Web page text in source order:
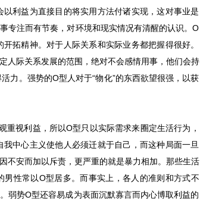
利益为直接目的将实用方法付诸实现，这对事业是
专注而有节奏，对环境和现实情况有清醒的认识。O
拓精神。对于人际关系和实际业务都把握得很好。
人际关系发展的范围，绝对不会感情用事，他们会持
力。强势的O型人对于“物化”的东西欲望很强，以获
重视利益，所以O型只以实际需求来圈定生活行为，
中心主义使他人必须迁就于自己，而这种局面一旦
不安而加以斥责，更严重的就是暴力相加。那些生活
性常以O型居多。而事实上，各人的准则和方式不
弱势O型还容易成为表面沉默寡言而内心博取利益的